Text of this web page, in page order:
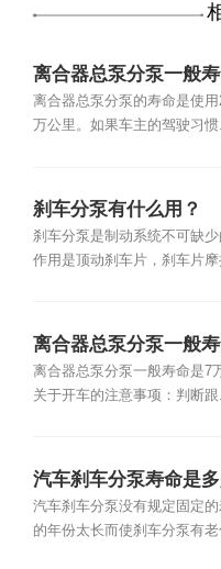
离合器总泵分泵一般
离合器总泵分泵的寿命是使
万公里。如果车主的驾驶习
刹车分泵有什么用？
刹车分泵是制动系统不可缺
作用是顶动刹车片，刹车片
离合器总泵分泵一般
离合器总泵分泵一般寿命是7
关于开车的注意事项：判断
汽车刹车分泵寿命是多
汽车刹车分泵没有规定固定
的年份太长而使刹车分泵有